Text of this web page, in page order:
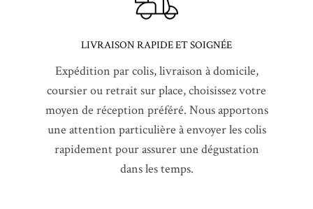
LIVRAISON RAPIDE ET SOIGNÉE
Expédition par colis, livraison à domicile,
coursier ou retrait sur place, choisissez votre
moyen de réception préféré. Nous apportons
une attention particulière à envoyer les colis
rapidement pour assurer une dégustation
dans les temps.